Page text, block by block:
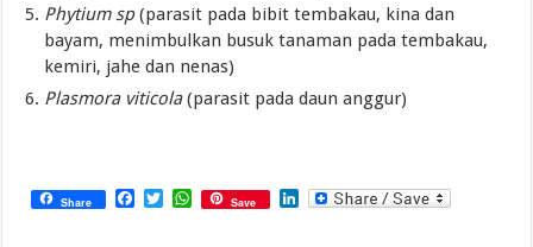
Phytium sp(parasit pada bibit tembakau, kina dan
bayam, menimbulkan busuk tanaman pada tembakau,
kemiri, jahe dan nenas)
Plasmora viticola(parasit pada daun anggur)
Share Facebook
TwitterWhatsApp
Save LinkedIn